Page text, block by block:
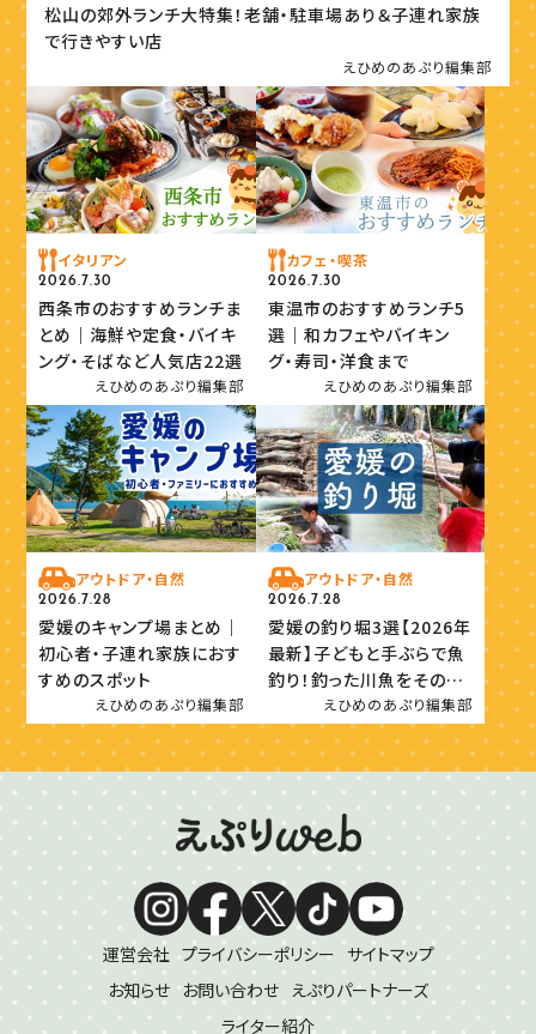
松山の郊外ランチ大特集！老舗・駐車場あり＆子連れ家族
で行きやすい店
えひめのあぷり編集部
イタリアン
2026.7.30
西条市のおすすめランチま
とめ｜海鮮や定食・バイキ
ング・そばなど人気店22選
えひめのあぷり編集部
カフェ・喫茶
2026.7.30
東温市のおすすめランチ5
選｜和カフェやバイキン
グ・寿司・洋食まで
えひめのあぷり編集部
アウトドア・自然
2026.7.28
愛媛のキャンプ場まとめ｜
初心者・子連れ家族におす
すめのスポット
えひめのあぷり編集部
アウトドア・自然
2026.7.28
愛媛の釣り堀3選【2026年
最新】子どもと手ぶらで魚
釣り！釣った川魚をその場
で味わおうえひめのあぷり編集部
運営会社 プライバシーポリシー サイトマップ
お知らせ お問い合わせ えぷりパートナーズ
ライター紹介